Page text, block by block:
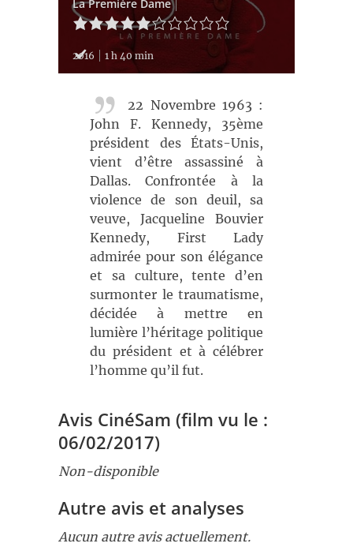
La Première Dame
2016 1 h 40 min
22 Novembre 1963 :
John F. Kennedy, 35ème
président des États-Unis,
vient d’être assassiné à
Dallas. Confrontée à la
violence de son deuil, sa
veuve, Jacqueline Bouvier
Kennedy, First Lady
admirée pour son élégance
et sa culture, tente d’en
surmonter le traumatisme,
décidée à mettre en
lumière l’héritage politique
du président et à célébrer
l’homme qu’il fut.
Avis CinéSam (film vu le :
06/02/2017)
​Non-disponible
Autre avis et analyses
Aucun autre avis actuellement.